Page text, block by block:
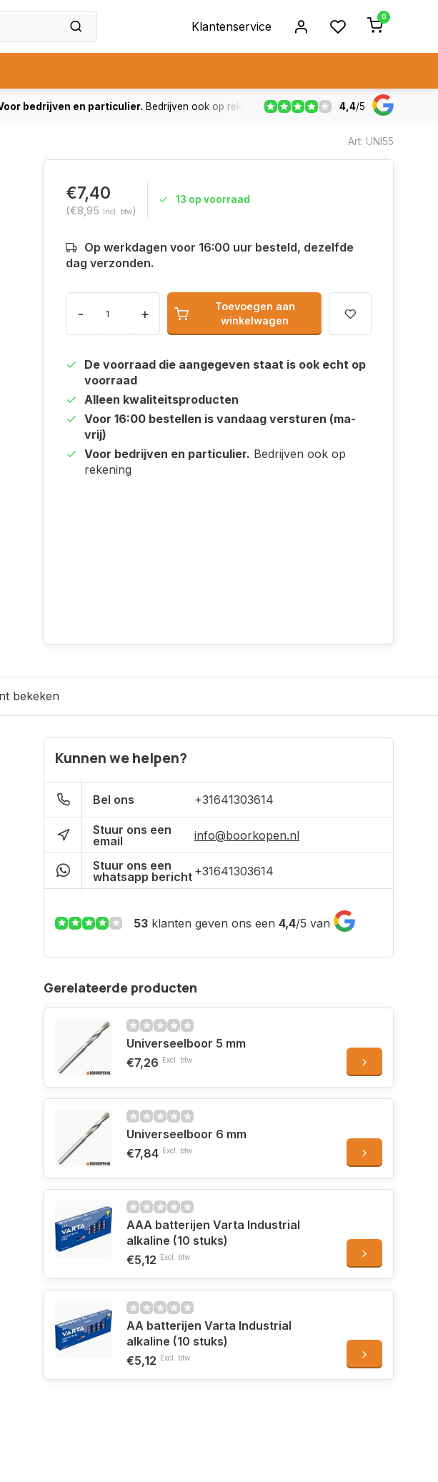
Klantenservice
0
bedrijven en particulier. Bedrijven ook op rekening De voorraad die
4,4/5
Art: UNI55
€7,40
(€8,95 Incl. btw)
13 op voorraad
Op werkdagen voor 16:00 uur besteld, dezelfde
dag verzonden.
- +
Toevoegen aan
winkelwagen
De voorraad die aangegeven staat is ook echt op
voorraad
Alleen kwaliteitsproducten
Voor 16:00 bestellen is vandaag versturen (ma-
vrij)
Voor bedrijven en particulier. Bedrijven ook op
rekening
bekeken
Kunnen we helpen?
Bel ons +31641303614
Stuur ons een
email
info@boorkopen.nl
Stuur ons een
whatsapp bericht +31641303614
53 klanten geven ons een 4,4/5 van
Gerelateerde producten
Universeelboor 5 mm
€7,26 Excl. btw
Universeelboor 6 mm
€7,84 Excl. btw
AAA batterijen Varta Industrial
alkaline (10 stuks)
€5,12 Excl. btw
AA batterijen Varta Industrial
alkaline (10 stuks)
€5,12 Excl. btw